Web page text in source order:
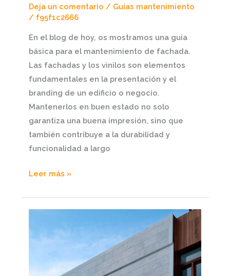
Deja un comentario / Guías mantenimiento
/ f95f1c2666
En el blog de hoy, os mostramos una guía
básica para el mantenimiento de fachada.
Las fachadas y los vinilos son elementos
fundamentales en la presentación y el
branding de un edificio o negocio.
Mantenerlos en buen estado no solo
garantiza una buena impresión, sino que
también contribuye a la durabilidad y
funcionalidad a largo
Leer más »
de
fachadas.